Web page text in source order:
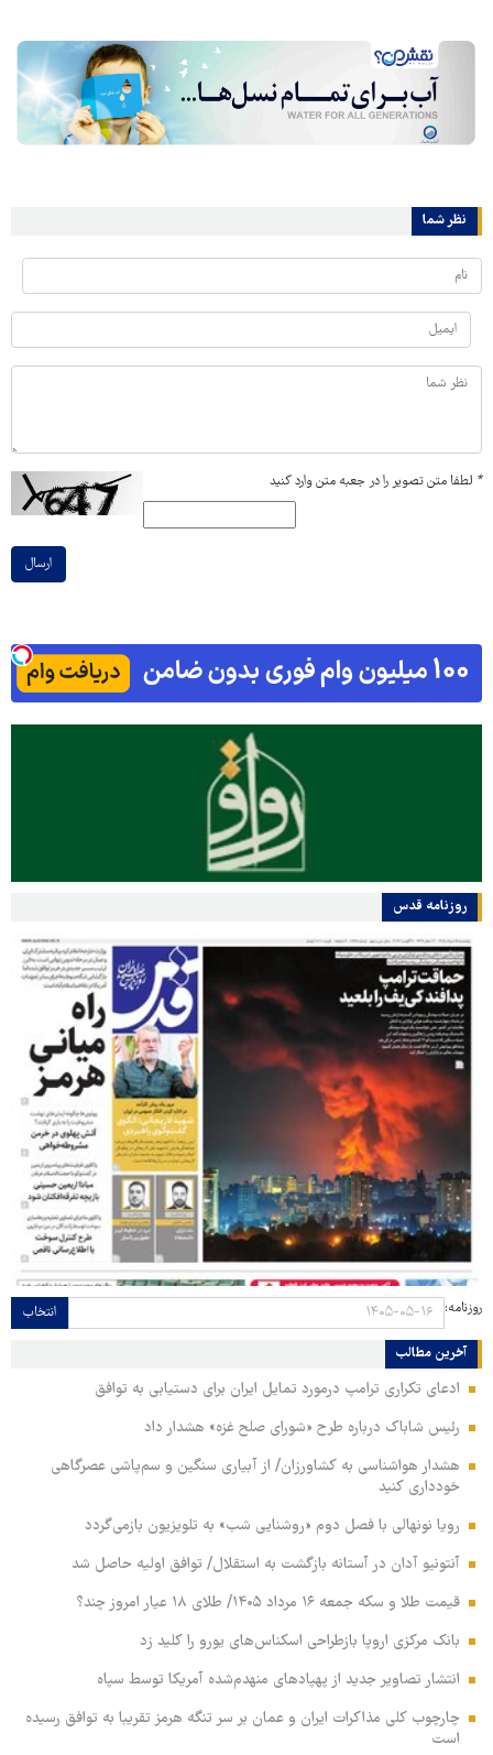
نظر شما
* لطفا متن تصویر را در جعبه متن وارد کنید
ارسال
روزنامه قدس
روزنامه: انتخاب
آخرین مطالب
ادعای تکراری ترامپ درمورد تمایل ایران برای دستیابی به توافق
رئیس شاباک درباره طرح «شورای صلح غزه» هشدار داد
هشدار هواشناسی به کشاورزان/ از آبیاری سنگین و سم‌پاشی عصرگاهی
خودداری کنید
رویا نونهالی با فصل دوم «روشنایی شب» به تلویزیون بازمی‌گردد
آنتونیو آدان در آستانه بازگشت به استقلال/ توافق اولیه حاصل شد
قیمت طلا و سکه جمعه ۱۶ مرداد ۱۴۰۵/ طلای ۱۸ عیار امروز چند؟
بانک مرکزی اروپا بازطراحی اسکناس‌های یورو را کلید زد
انتشار تصاویر جدید از پهپادهای منهدم‌شده آمریکا توسط سپاه
چارچوب کلی مذاکرات ایران و عمان بر سر تنگه هرمز تقریبا به توافق رسیده
است